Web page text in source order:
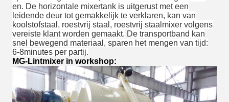
en. De horizontale mixertank is uitgerust met een
leidende deur tot gemakkelijk te verklaren, kan van
koolstofstaal, roestvrij staal , roestvrij staalmixer volgens
vereiste klant worden gemaakt. De transportband kan
snel bewegend materiaal, sparen het mengen van tijd:
6-8minutes per partij.
MG-Lintmixer in workshop: